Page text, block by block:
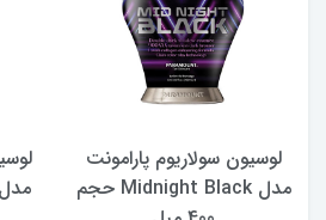
لوسیون سولاریوم پارامونت
مدل Midnight Black حجم